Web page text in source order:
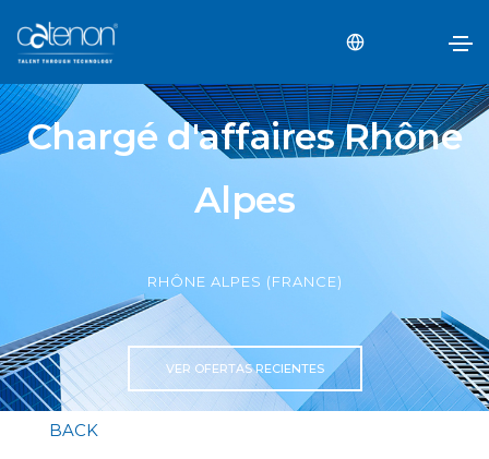
Chargé d'affaires Rhône
Alpes
RHÔNE ALPES (FRANCE)
VER OFERTAS RECIENTES
BACK